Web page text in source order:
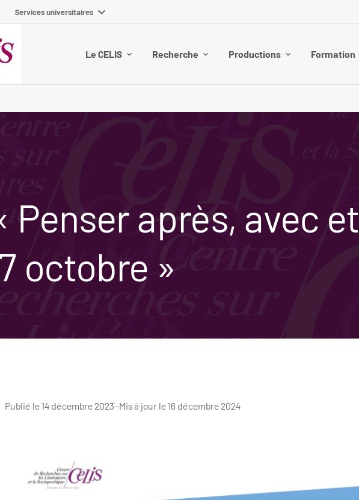
Services universitaires
Le CELIS Recherche Productions Formation
Penser après, avec et
octobre »
Publié le 14 décembre 2023–Mis à jour le 16 décembre 2024